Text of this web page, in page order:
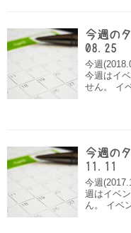
今週の
08.25
今週
今週はイ
せん。 イ
今週の
11.11
今週
週はイベ
ん。 イベ